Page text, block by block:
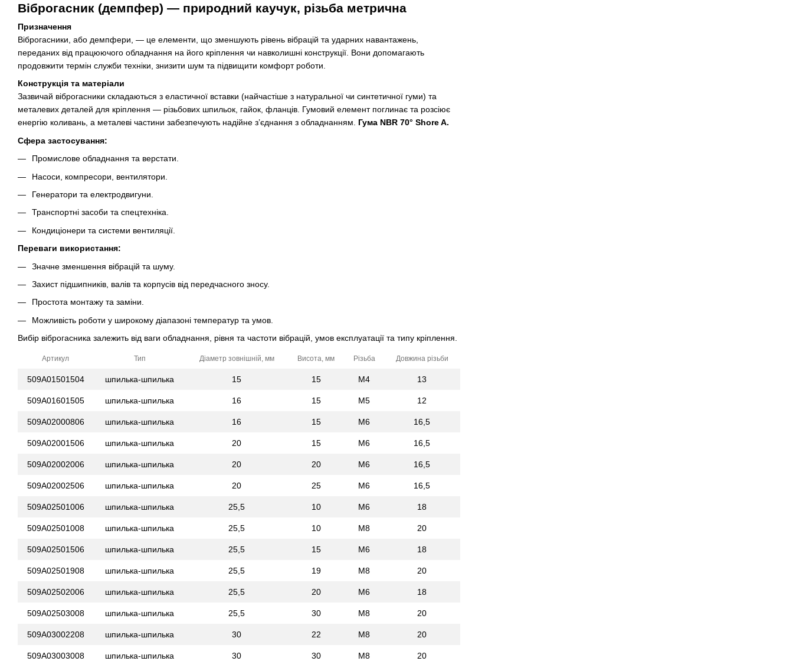
Віброгасник (демпфер) — природний каучук, різьба метрична
Призначення
Віброгасники, або демпфери, — це елементи, що зменшують рівень вібрацій та ударних навантажень,
переданих від працюючого обладнання на його кріплення чи навколишні конструкції. Вони допомагають
продовжити термін служби техніки, знизити шум та підвищити комфорт роботи.
Конструкція та матеріали
Зазвичай віброгасники складаються з еластичної вставки (найчастіше з натуральної чи синтетичної гуми) та
металевих деталей для кріплення — різьбових шпильок, гайок, фланців. Гумовий елемент поглинає та розсіює
енергію коливань, а металеві частини забезпечують надійне з’єднання з обладнанням. Гума NBR 70° Shore A.
Сфера застосування:
Промислове обладнання та верстати.
Насоси, компресори, вентилятори.
Генератори та електродвигуни.
Транспортні засоби та спецтехніка.
Кондиціонери та системи вентиляції.
Переваги використання:
Значне зменшення вібрацій та шуму.
Захист підшипників, валів та корпусів від передчасного зносу.
Простота монтажу та заміни.
Можливість роботи у широкому діапазоні температур та умов.
Вибір віброгасника залежить від ваги обладнання, рівня та частоти вібрацій, умов експлуатації та типу кріплення.
Артикул Тип Діаметр зовнішній, мм Висота, мм Різьба Довжина різьби
509A01501504 шпилька-шпилька 15 15 M4 13
509A01601505 шпилька-шпилька 16 15 M5 12
509A02000806 шпилька-шпилька 16 15 M6 16,5
509A02001506 шпилька-шпилька 20 15 M6 16,5
509A02002006 шпилька-шпилька 20 20 M6 16,5
509A02002506 шпилька-шпилька 20 25 M6 16,5
509A02501006 шпилька-шпилька 25,5 10 M6 18
509A02501008 шпилька-шпилька 25,5 10 M8 20
509A02501506 шпилька-шпилька 25,5 15 M6 18
509A02501908 шпилька-шпилька 25,5 19 M8 20
509A02502006 шпилька-шпилька 25,5 20 M6 18
509A02503008 шпилька-шпилька 25,5 30 M8 20
509A03002208 шпилька-шпилька 30 22 M8 20
509A03003008 шпилька-шпилька 30 30 M8 20